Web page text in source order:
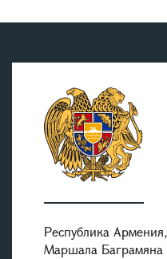
Республика
Маршала Баграмяна